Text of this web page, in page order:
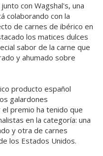
con Wagshal's, una
colaborando con la
de carnes de ibérico en
los matices dulces
sabor de la carne que
y ahumado sobre
producto español
galardones
premio ha tenido que
en la categoría: una
y otra de carnes
los Estados Unidos.